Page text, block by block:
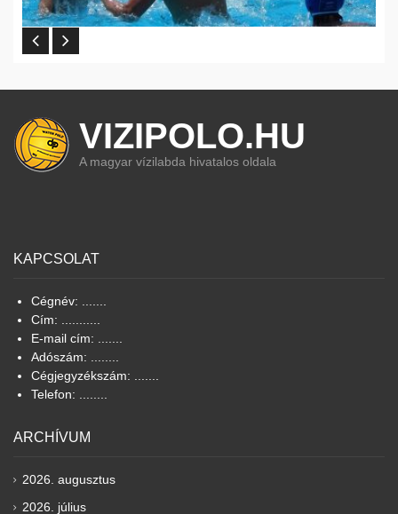
VIZIPOLO.HU
A magyar vízilabda hivatalos oldala
KAPCSOLAT
Cégnév: .......
Cím: ...........
E-mail cím: .......
Adószám: ........
Cégjegyzékszám: .......
Telefon: ........
ARCHÍVUM
2026. augusztus
2026. július